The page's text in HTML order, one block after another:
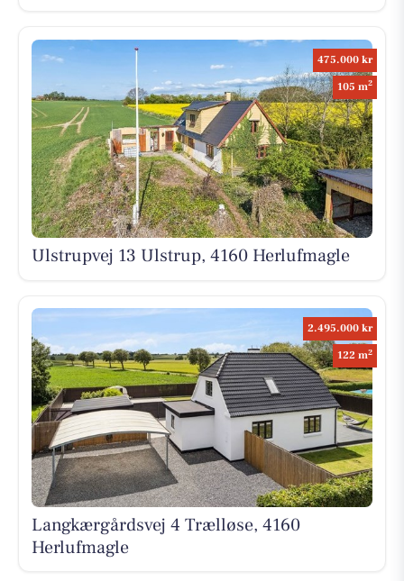
475.000 kr
105 m2
Ulstrupvej 13 Ulstrup, 4160 Herlufmagle
2.495.000 kr
122 m2
Langkærgårdsvej 4 Trælløse, 4160
Herlufmagle